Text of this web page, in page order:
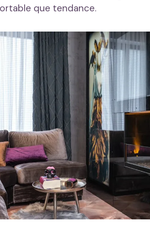
que tendance.